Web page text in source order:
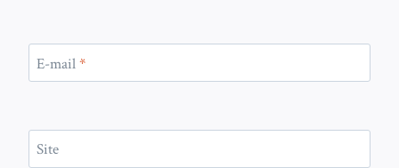
E-mail*
Site